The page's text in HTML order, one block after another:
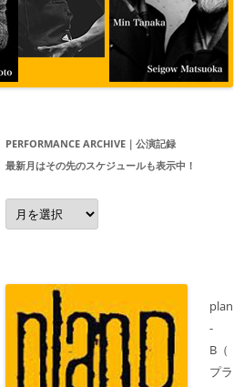
PERFORMANCE ARCHIVE｜公演記録
最新月はその先のスケジュールも表示中！
Performance
Archive
｜
録
月
先
の
plan
-
B（
プラ